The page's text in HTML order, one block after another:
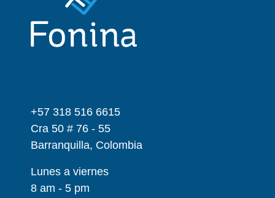
+57 318 516 6615
Cra 50 # 76 - 55
Barranquilla, Colombia
Lunes a viernes
8 am - 5 pm